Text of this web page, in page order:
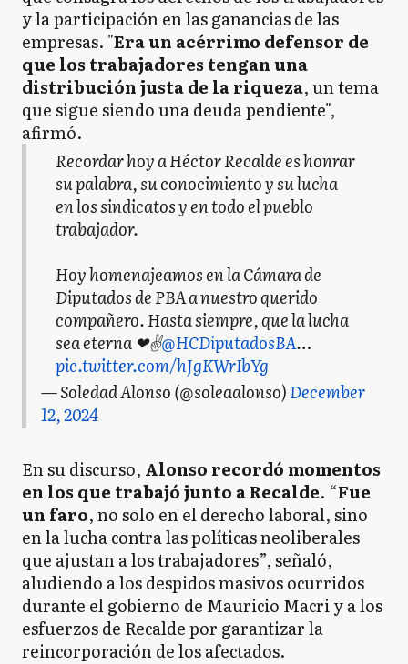
y la participación en las ganancias de las
empresas. "Era un acérrimo defensor de
que los trabajadores tengan una
distribución justa de la riqueza, un tema
que sigue siendo una deuda pendiente",
afirmó.
Recordar hoy a Héctor Recalde es honrar
su palabra, su conocimiento y su lucha
en los sindicatos y en todo el pueblo
trabajador.
Hoy homenajeamos en la Cámara de
Diputados de PBA a nuestro querido
compañero. Hasta siempre, que la lucha
sea eterna ❤✌@HCDiputadosBA…
pic.twitter.com/hJgKWrIbYg
— Soledad Alonso (@soleaalonso)December
12, 2024
En su discurso, Alonso recordó momentos
en los que trabajó junto a Recalde. “Fue
un faro, no solo en el derecho laboral, sino
en la lucha contra las políticas neoliberales
que ajustan a los trabajadores”, señaló,
aludiendo a los despidos masivos ocurridos
durante el gobierno de Mauricio Macri y a los
esfuerzos de Recalde por garantizar la
reincorporación de los afectados.